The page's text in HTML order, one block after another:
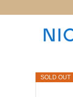
SOLD OUT